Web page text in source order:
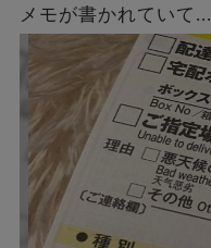
メモが書かれていて...